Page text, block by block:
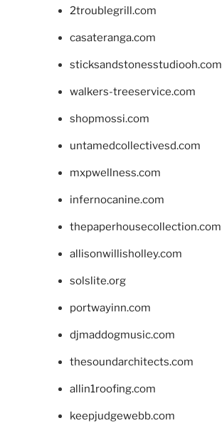
2troublegrill.com
casateranga.com
sticksandstonesstudiooh.com
walkers-treeservice.com
shopmossi.com
untamedcollectivesd.com
mxpwellness.com
infernocanine.com
thepaperhousecollection.com
allisonwillisholley.com
solslite.org
portwayinn.com
djmaddogmusic.com
thesoundarchitects.com
allin1roofing.com
keepjudgewebb.com